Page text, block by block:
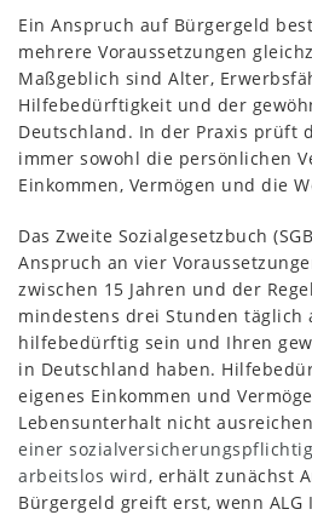
Ein Anspruch auf Bürgergeld
mehrere Voraussetzungen
Maßgeblich sind Alter,
Hilfebedürftigkeit und der
Deutschland. In der Praxis prüft
immer sowohl die persönlichen
Einkommen, Vermögen und die
Das Zweite Sozialgesetzbuch
Anspruch an vier
zwischen 15 Jahren und der
mindestens drei Stunden täglich
hilfebedürftig sein und Ihren
in Deutschland haben.
eigenes Einkommen und
Lebensunterhalt nicht
einer
arbeitslos wird, erhält zunächst
Bürgergeld greift erst, wenn